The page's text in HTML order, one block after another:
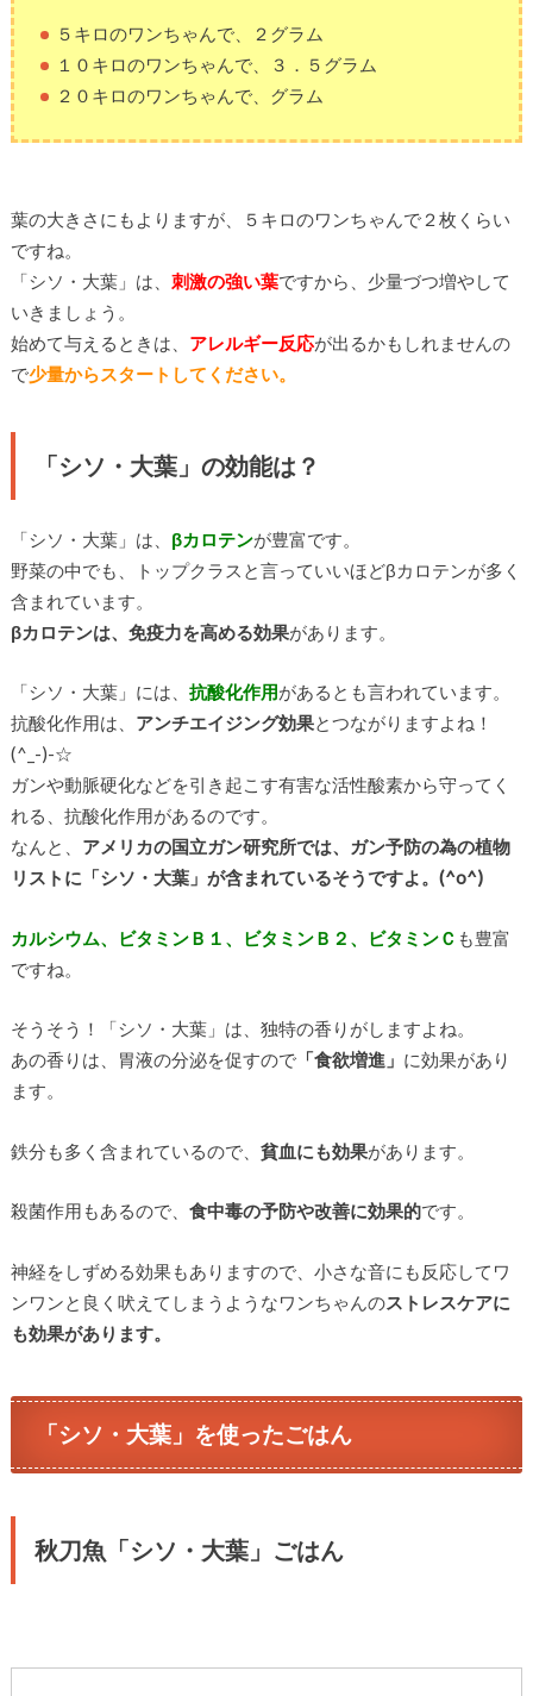
５キロのワンちゃんで、２グラム
１０キロのワンちゃんで、３．５グラム
２０キロのワンちゃんで、グラム
葉の大きさにもよりますが、５キロのワンちゃんで２枚くらい
ですね。
「シソ・大葉」は、 刺激の強い葉ですから、少量づつ増やして
いきましょう。
始めて与えるときは、 アレルギー反応が出るかもしれませんの
で少量からスタートしてください。
「シソ・大葉」の効能は？
「シソ・大葉」は、 βカロテンが豊富です。
野菜の中でも、トップクラスと言っていいほどβカロテンが多く
含まれています。
βカロテンは、免疫力を高める効果があります。
「シソ・大葉」には、 抗酸化作用があるとも言われています。
抗酸化作用は、 アンチエイジング効果とつながりますよね！
(^_-)-☆
ガンや動脈硬化などを引き起こす有害な活性酸素から守ってく
れる、抗酸化作用があるのです。
なんと、 アメリカの国立ガン研究所では、ガン予防の為の植物
リストに「シソ・大葉」が含まれているそうですよ。(^o^)
カルシウム、ビタミンＢ１、ビタミンＢ２、ビタミンＣ も豊富
ですね。
そうそう！「シソ・大葉」は、独特の香りがしますよね。
あの香りは、胃液の分泌を促すので「食欲増進」 に効果があり
ます。
鉄分も多く含まれているので、 貧血にも効果があります。
殺菌作用もあるので、 食中毒の予防や改善に効果的です。
神経をしずめる効果もありますので、小さな音にも反応してワ
ンワンと良く吠えてしまうようなワンちゃんのストレスケアに
も効果があります。
「シソ・大葉」を使ったごはん
秋刀魚「シソ・大葉」ごはん